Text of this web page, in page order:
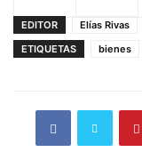
EDITOR
Elías Rivas
ETIQUETAS
bienes